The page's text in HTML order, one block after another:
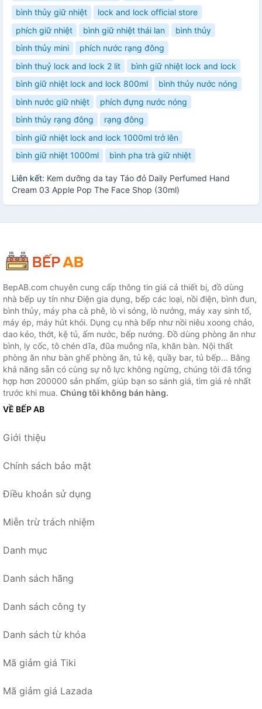
bình thủy giữ nhiệt
lock and lock official store
phích giữ nhiệt
bình giữ nhiệt thái lan
bình thủy
bình thủy mini
phích nước rạng đông
bình thuỷ lock and lock 2 lit
bình giữ nhiệt lock and lock
bình giữ nhiệt lock and lock 800ml
bình thủy nước nóng
bình nước giữ nhiệt
phích đựng nước nóng
bình thủy rạng đông
rạng đông
bình giữ nhiệt lock and lock 1000ml trở lên
bình giữ nhiệt 1000ml
bình pha trà giữ nhiệt
Liên kết: Kem dưỡng da tay Táo đỏ Daily Perfumed Hand
Cream 03 Apple Pop The Face Shop (30ml)
BepAB.com chuyên cung cấp thông tin giá cả thiết bị, đồ dùng
nhà bếp uy tín như Điện gia dụng, bếp các loại, nồi điện, bình đun,
bình thủy, máy pha cà phê, lò vi sóng, lò nướng, máy xay sinh tố,
máy ép, máy hút khói. Dụng cụ nhà bếp như nồi niêu xoong chảo,
dao kéo, thớt, kệ tủ, ấm nước, bếp nướng. Đồ dùng phòng ăn như
bình, ly cốc, tô chén dĩa, đũa muỗng nĩa, khăn bàn. Nội thất
phòng ăn như bàn ghế phòng ăn, tủ kệ, quầy bar, tủ bếp... Bằng
khả năng sẵn có cùng sự nỗ lực không ngừng, chúng tôi đã tổng
hợp hơn 200000 sản phẩm, giúp bạn so sánh giá, tìm giá rẻ nhất
trước khi mua. Chúng tôi không bán hàng.
VỀ BẾP AB
Giới thiệu
Chính sách bảo mật
Điều khoản sử dụng
Miễn trừ trách nhiệm
Danh mục
Danh sách hãng
Danh sách công ty
Danh sách từ khóa
Mã giảm giá Tiki
Mã giảm giá Lazada